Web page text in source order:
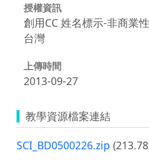
授權資訊
創用CC 姓名標示-非商業
台灣
上傳時間
2013-09-27
教學資源檔案連結
SCI_BD0500226.zip